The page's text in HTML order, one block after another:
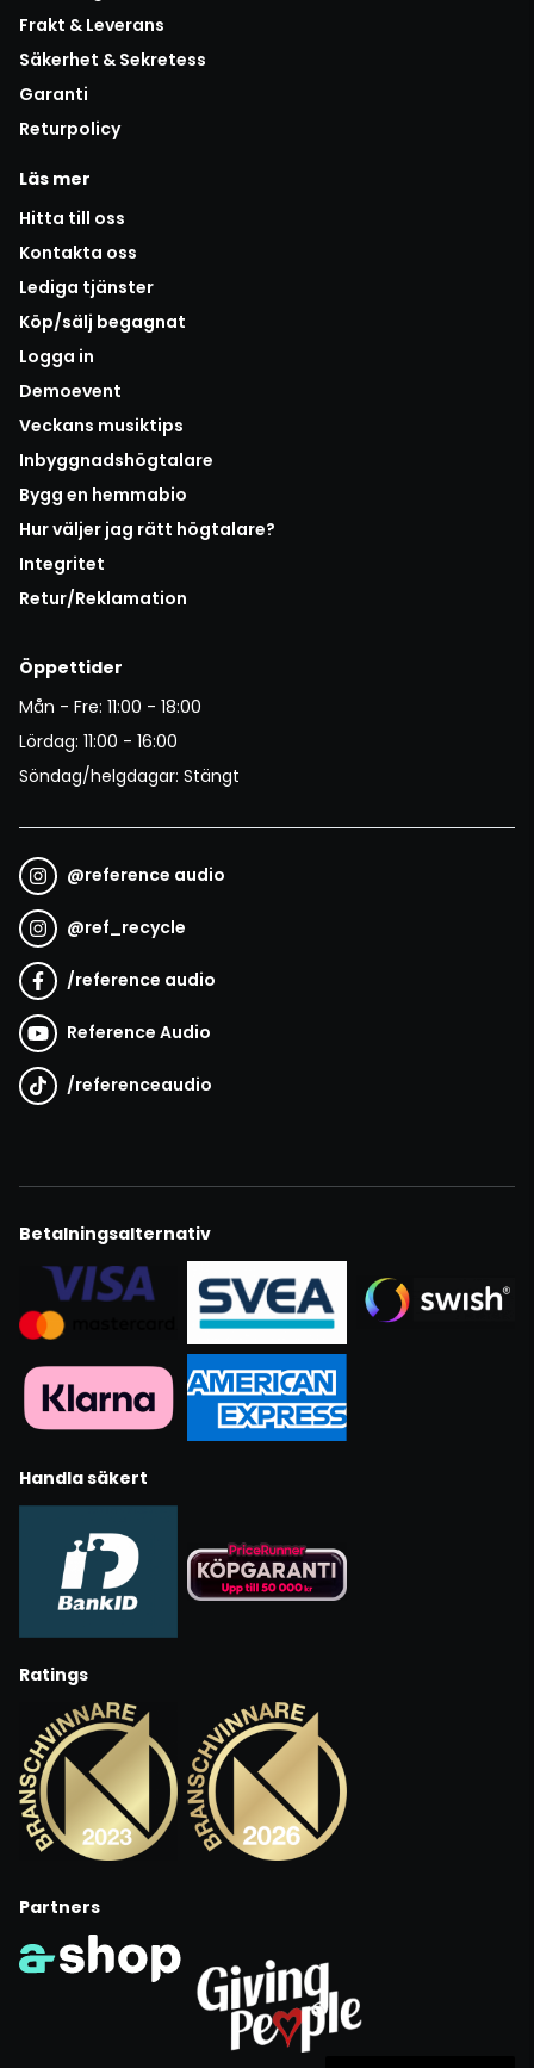
Frakt & Leverans
Säkerhet & Sekretess
Garanti
Returpolicy
Läs mer
Hitta till oss
Kontakta oss
Lediga tjänster
Köp/sälj begagnat
Logga in
Demoevent
Veckans musiktips
Inbyggnadshögtalare
Bygg en hemmabio
Hur väljer jag rätt högtalare?
Integritet
Retur/Reklamation
Öppettider
Mån - Fre: 11:00 - 18:00
Lördag: 11:00 - 16:00
Söndag/helgdagar: Stängt
@reference audio
@ref_recycle
/reference audio
Reference Audio
/referenceaudio
Betalningsalternativ
Handla säkert
Ratings
Partners